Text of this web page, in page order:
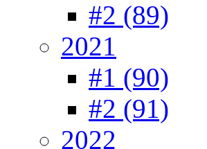
#2 (89)
2021
#1 (90)
#2 (91)
2022